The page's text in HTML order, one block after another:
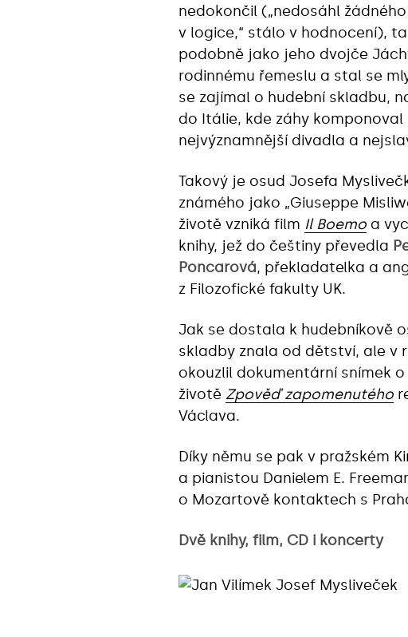
nedokončil („nedosáhl
v logice,“ stálo v hodnocení),
podobně jako jeho dvojče
rodinnému řemeslu a stal se
se zajímal o hudební skladbu,
do Itálie, kde záhy komponoval
nejvýznamnější divadla a
Takový je osud Josefa
známého jako „Giuseppe
životě vzniká film Il Boemo a
knihy, jež do češtiny převedla
Poncarová, překladatelka a
z Filozofické fakulty UK.
Jak se dostala k hudebníkově
skladby znala od dětství, ale v
okouzlil dokumentární snímek
životě Zpověď zapomenutého
Václava.
Díky němu se pak v pražském
a pianistou Danielem E.
o Mozartově kontaktech s
Dvě knihy, film, CD i koncerty